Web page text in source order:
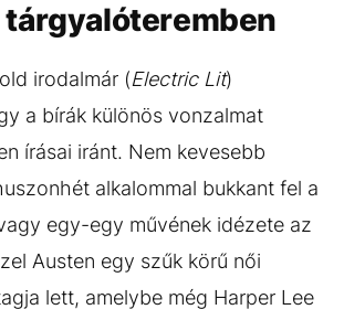
tárgyalóteremben
irodalmár (Electric Lit)
a bírák különös vonzalmat
írásai iránt. Nem kevesebb
alkalommal bukkant fel a
egy-egy művének idézete az
Austen egy szűk körű női
lett, amelybe még Harper Lee